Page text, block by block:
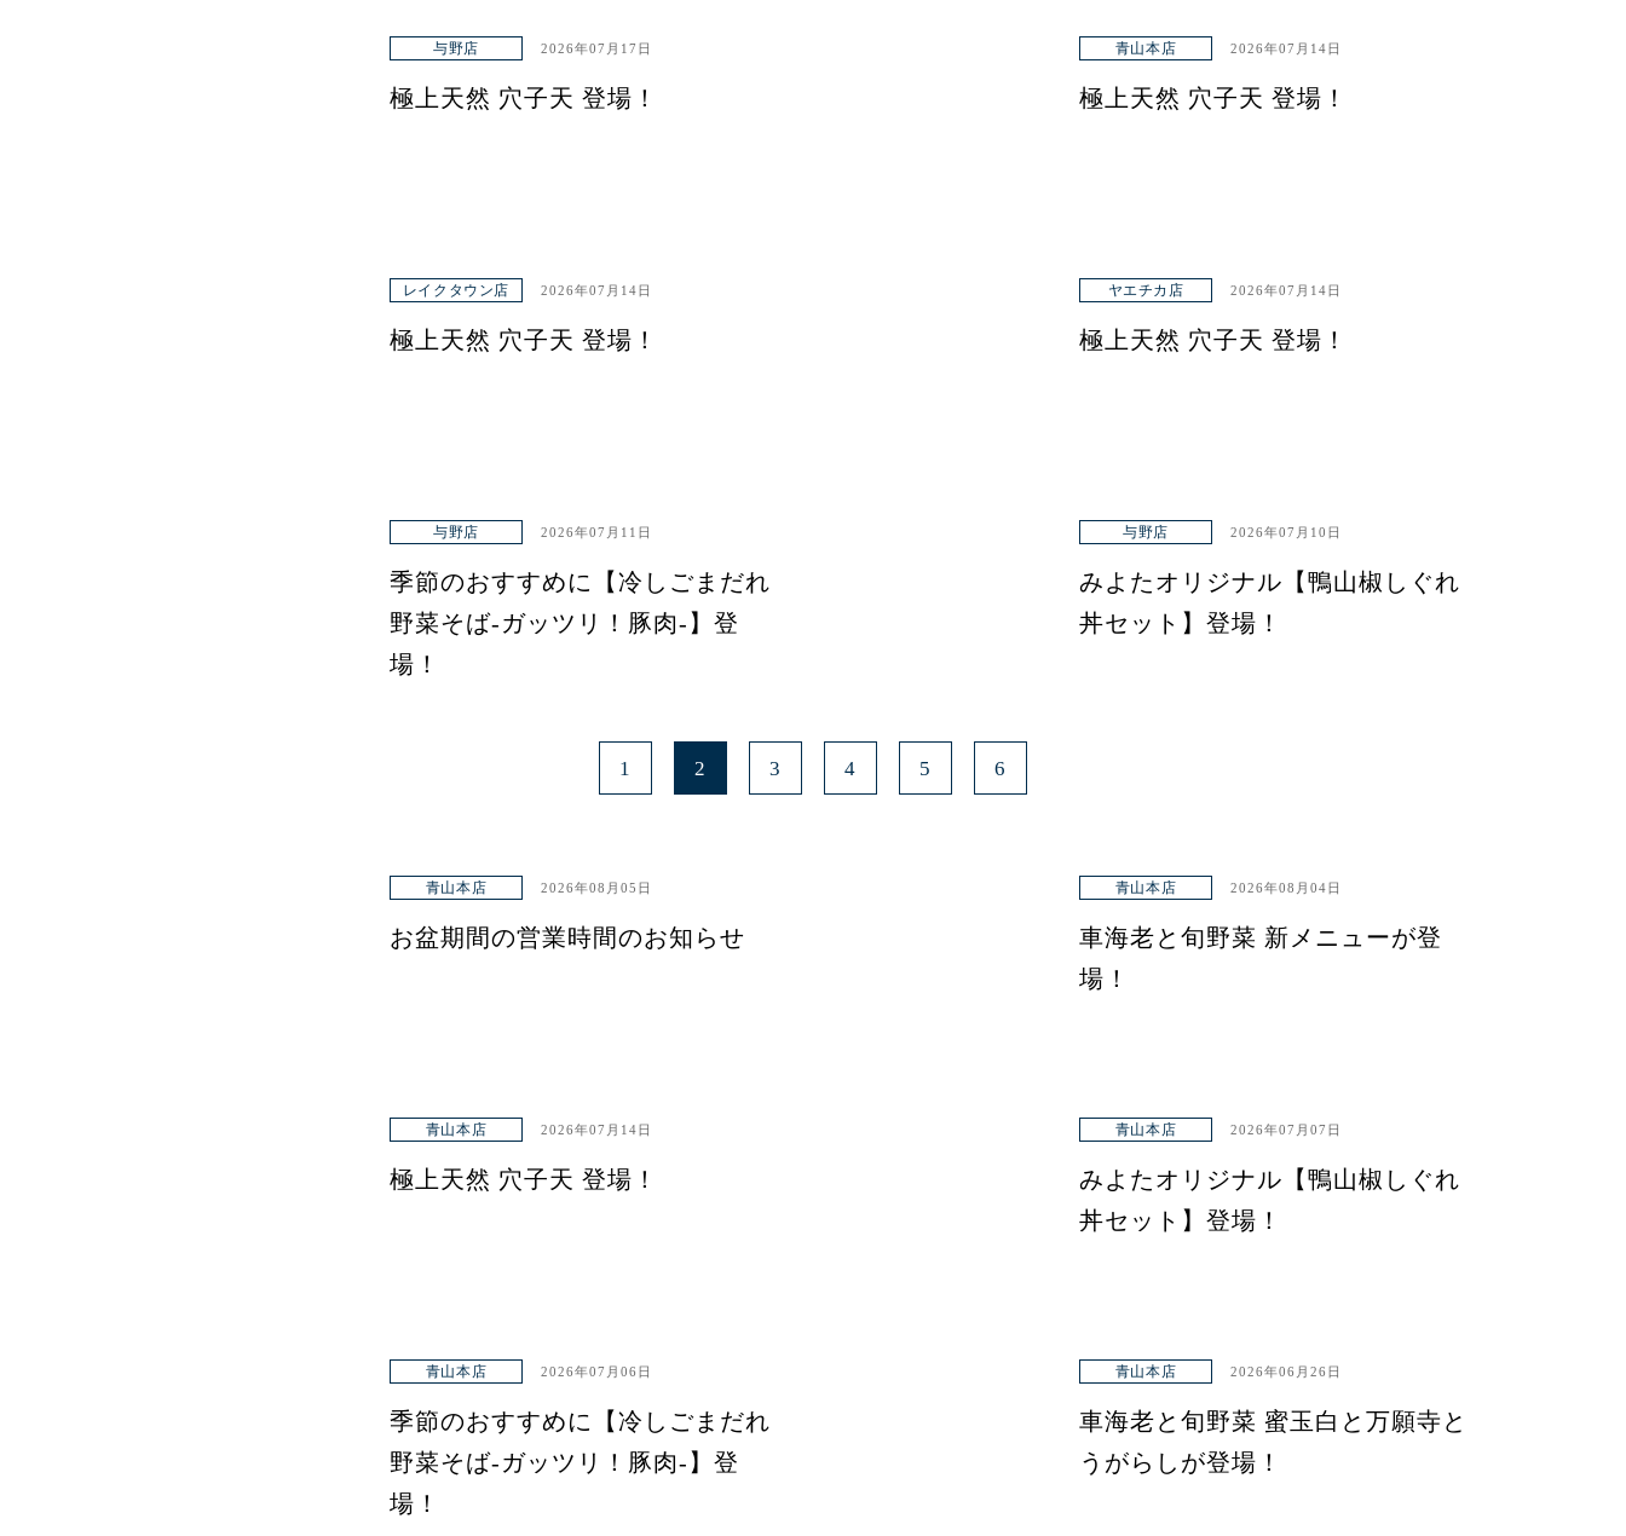
与野店 2026年07月17日
極上天然 穴子天 登場！
青山本店 2026年07月14日
極上天然 穴子天 登場！
レイクタウン店 2026年07月14日
極上天然 穴子天 登場！
ヤエチカ店 2026年07月14日
極上天然 穴子天 登場！
与野店 2026年07月11日
季節のおすすめに【冷しごまだれ
野菜そば-ガッツリ！豚肉-】登
場！
与野店 2026年07月10日
みよたオリジナル【鴨山椒しぐれ
丼セット】登場！
1 2 3 4 5 6
青山本店 2026年08月05日
お盆期間の営業時間のお知らせ
青山本店 2026年08月04日
車海老と旬野菜 新メニューが登
場！
青山本店 2026年07月14日
極上天然 穴子天 登場！
青山本店 2026年07月07日
みよたオリジナル【鴨山椒しぐれ
丼セット】登場！
青山本店 2026年07月06日
季節のおすすめに【冷しごまだれ
野菜そば-ガッツリ！豚肉-】登
場！
青山本店 2026年06月26日
車海老と旬野菜 蜜玉白と万願寺と
うがらしが登場！